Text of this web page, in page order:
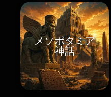
メソポタミア
神話